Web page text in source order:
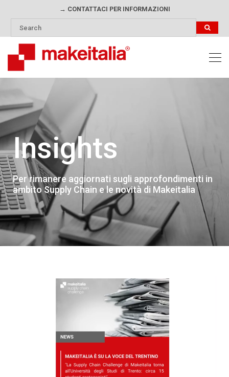
→ CONTATTACI PER INFORMAZIONI
Insights
Per rimanere aggiornati sugli approfondimenti in
ambito Supply Chain e le novità di Makeitalia